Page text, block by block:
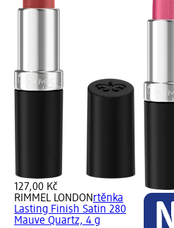
127,00 Kč
RIMMEL LONDONrtěnka
Lasting Finish Satin 280
Mauve Quartz, 4 g